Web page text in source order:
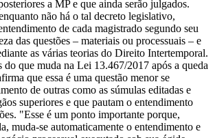
a MP e que ainda serão julgados.
não há o tal decreto legislativo,
de cada magistrado segundo seu
das questões – materiais ou processuais – e
as várias teorias do Direito Intertemporal.
do que muda na Lei 13.467/2017 após a queda
que essa é uma questão menor se
de outras como as súmulas editadas e
superiores e que pautam o entendimento
"Esse é um ponto importante porque,
muda-se automaticamente o entendimento e